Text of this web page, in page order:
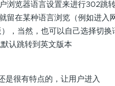
浏览器语言设置来进行302跳
留在某种语言浏览（例如进入
，当然，也可以自己选择切换
认跳转到英文版本
是很有特点的，让用户进入